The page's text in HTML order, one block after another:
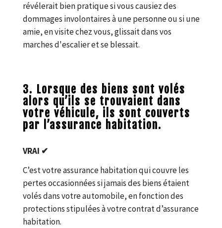
révélerait bien pratique si vous causiez des
dommages involontaires à une personne ou si une
amie, en visite chez vous, glissait dans vos
marches d'escalier et se blessait.
3. Lorsque des biens sont volés
alors qu’ils se trouvaient dans
votre véhicule, ils sont couverts
par l’assurance habitation.
VRAI ✔
C’est votre assurance habitation qui couvre les
pertes occasionnées si jamais des biens étaient
volés dans votre automobile, en fonction des
protections stipulées à votre contrat d’assurance
habitation.